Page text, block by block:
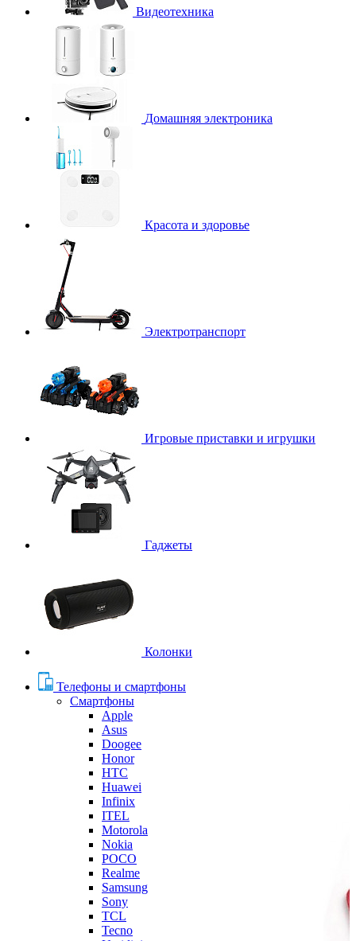
Видеотехника
Домашняя электроника
Красота и здоровье
Электротранспорт
Игровые приставки и игрушки
Гаджеты
Колонки
Телефоны и смартфоны
Смартфоны
Apple
Asus
Doogee
Honor
HTC
Huawei
Infinix
ITEL
Motorola
Nokia
POCO
Realme
Samsung
Sony
TCL
Tecno